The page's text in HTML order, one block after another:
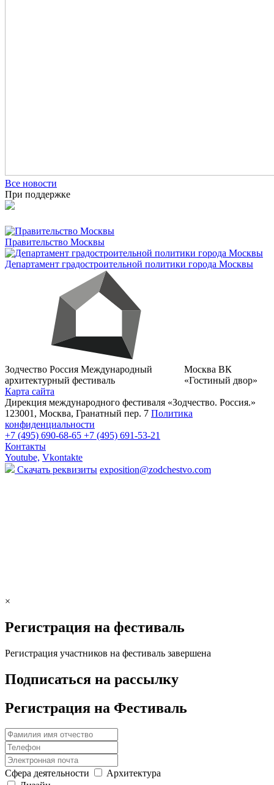
Все новости
При поддержке
Правительство Москвы
Департамент градостроительной политики города Москвы
Зодчество Россия Международный
архитектурный фестиваль
Карта сайта
Москва ВК
«Гостиный двор»
Дирекция международного фестиваля «Зодчество. Россия.»
123001, Москва, Гранатный пер. 7 Политика
конфиденциальности
+7 (495) 690-68-65 +7 (495) 691-53-21
Контакты
Youtube, Vkontakte
Скачать реквизиты exposition@zodchestvo.com
×
Регистрация на фестиваль
Регистрация участников на фестиваль завершена
Подписаться на рассылку
Регистрация на Фестиваль
Сфера деятельности
Архитектура